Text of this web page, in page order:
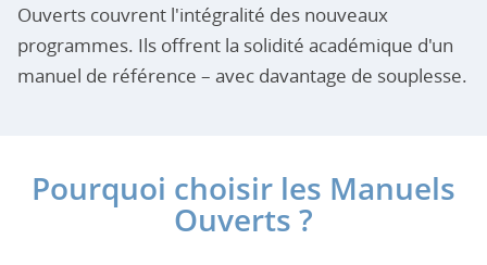
Ouverts couvrent l'intégralité des nouveaux
programmes. Ils offrent la solidité académique d'un
manuel de référence – avec davantage de souplesse.
Pourquoi choisir les Manuels
Ouverts ?